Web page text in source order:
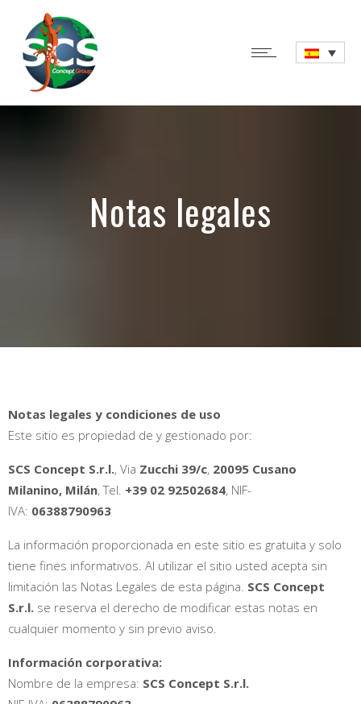
Notas legales
Notas legales y condiciones de uso
Este sitio es propiedad de y gestionado por:
SCS Concept S.r.l., Via Zucchi 39/c, 20095 Cusano
Milanino, Milán, Tel. +39 02 92502684, NIF-
IVA: 06388790963
La información proporcionada en este sitio es gratuita y solo
tiene fines informativos. Al utilizar el sitio usted acepta sin
limitación las Notas Legales de esta página. SCS Concept
S.r.l. se reserva el derecho de modificar estas notas en
cualquier momento y sin previo aviso.
Información corporativa:
Nombre de la empresa: SCS Concept S.r.l.